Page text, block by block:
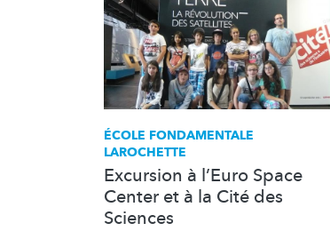
ÉCOLE FONDAMENTALE
LAROCHETTE
Excursion à l’Euro Space
Center et à la Cité des
Sciences